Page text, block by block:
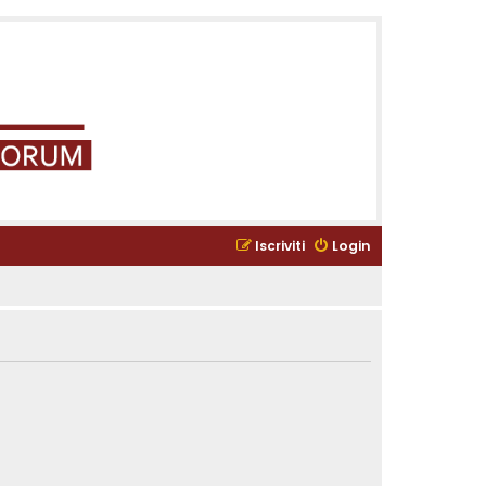
Login
Iscriviti